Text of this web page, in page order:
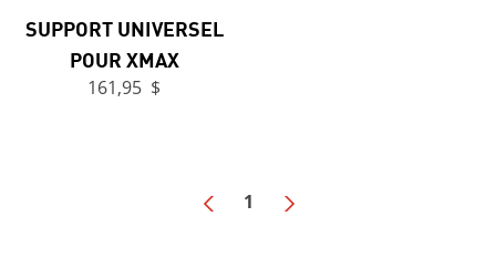
SUPPORT UNIVERSEL
POUR XMAX
161,95 $
1